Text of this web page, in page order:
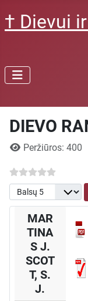
† Dievui
DIEVO
Išsami informacija
Peržiūros: 400
Prašome įvertinti
MAR
TINA
S J.
SCOT
T, S.
J.